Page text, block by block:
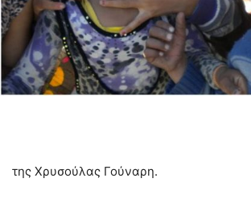
της Χρυσούλας Γούναρη.